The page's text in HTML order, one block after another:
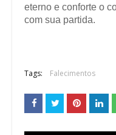
eterno e conforte o
com sua partida.
Tags: Falecimentos